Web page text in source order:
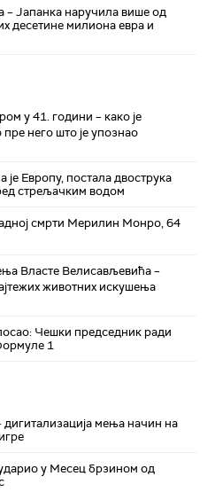
– Јапанка наручила више од
десетине милиона евра и
у 41. години – како је
него што је упознао
Европу, постала двострука
стрељачким водом
смрти Мерилин Монро, 64
Власте Велисављевића –
животних искушења
Чешки председник ради
1
дигитализација мења начин на
у Месец брзином од